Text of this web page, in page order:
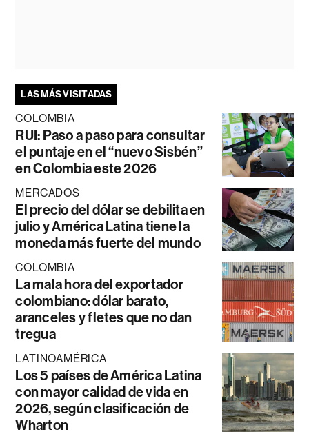
LAS MÁS VISITADAS
COLOMBIA
RUI: Paso a paso para consultar
el puntaje en el “nuevo Sisbén”
en Colombia este 2026
MERCADOS
El precio del dólar se debilita en
julio y América Latina tiene la
moneda más fuerte del mundo
COLOMBIA
La mala hora del exportador
colombiano: dólar barato,
aranceles y fletes que no dan
tregua
LATINOAMÉRICA
Los 5 países de América Latina
con mayor calidad de vida en
2026, según clasificación de
Wharton